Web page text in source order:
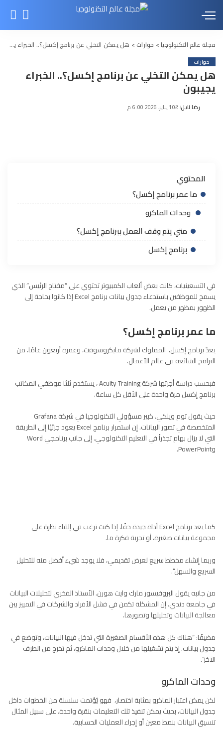
مجلة عالم التكنولوجيا> حوارات > هل يمكن التخلي عن برنامج إكسل؟.. الخبراء يجيبون
حوارات
هل يمكن التخلي عن برنامج إكسل؟.. الخبراء
يجيبون
Posted
رضا نايل 10 يناير، 2026 6:00 م
المحتوي
ما عمر برنامج إكسل؟
وحدات الماكرو
متي يتم وقف العمل ببرنامج إكسل؟
برنامج إكسل
في التسعينيات، كانت بعض ألعاب الكمبيوتر تحتوي على “مفتاح الرئيس” الذي
يسمح للموظفين باستدعاء جدول بيانات برنامجExcelإذا كانوا بحاجة إلى
الظهور بمظهرمنيعمل.
ما عمر برنامج إكسل؟
يعدّ برنامج إكسل، المملوك لشركة مايكروسوفت، وعمره أربعون عامًا، من
البرامج الشائعة في عالم الأعمال.
فبحسب دراسة أجرتها شركة
AcuityTraining ، يستخدم ثلثا موظفيالمكاتب
برنامج إكسل مرة واحدة على الأقل كل ساعة.
حيث يقول تومويلكي. كبير مسؤولي التكنولوجيا في شركةGrafana
المتخصصة في تصور البيانات. إن استمرار برنامجExcelيعود جزئيًا إلى الطريقة
التي لا يزال بهام تجذراً في التعليم التكنولوجي. إلى جانب برنامجيWord
وPowerPoint
.
كما يعد برنامجExcelأداة جيدة حقًا، إذا كنت ترغب في إلقاء نظرة على
مجموعة بيانات صغيرة، أو تجربة فكرة ما.
وربما إنشاء مخطط سريع لعرض تقديمي، فلا يوجد شيء أفضل منه للتحليل
السريع والسهل”.
من جانبه يقول البروفيسور مارك وايت هورن. الأستاذ الفخري لتحليلات البيانات
في جامعةدندي. إن المشكلة تكمن في فشل الأفراد والشركات في التمييز بين
معالجة البيانات وتحليلها وتصورها.
مضيفًا: “هناك كل هذه الأقسام الصغيرة التي تدخل فيها البيانات، وتوضع في
جدول بيانات. إذ يتم تشغيلهامنخلالوحدات الماكرو، ثم تخرج من الطرف
الآخر”.
وحدات الماكرو
لكن يمكن اعتبار الماكرو بمثابة اختصار، فهويُؤتمتسلسلة من الخطوات داخل
جدولالبيانات، بحيث يمكن تنفيذ تلك التعليمات بنقرة واحدة. على سبيل المثال
تنسيق البيانات بنمط معين أو إجراء العمليات الحسابية.